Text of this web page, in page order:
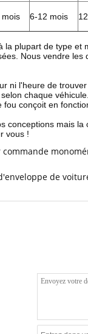
6-12 mois
la plupart de type
Nous vendre
ni l'heure de
chaque
conçoit en
conceptions mais
vous !
commande
de